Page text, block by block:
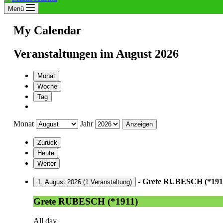
Menü
My Calendar
Veranstaltungen im August 2026
Monat
Woche
Tag
Monat Jahr
Zurück
Heute
Weiter
1. August 2026 (1 Veranstaltung) - Grete RUBESCH
Grete RUBESCH (*1911)
All day